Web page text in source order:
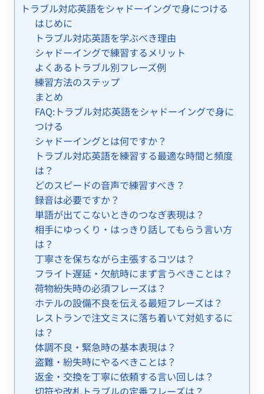
トラブル対応英語をシャドーイングで身につける
はじめに
トラブル対応英語を学ぶべき理由
シャドーイングで練習するメリット
よくあるトラブル別フレーズ例
練習方法のステップ
まとめ
FAQ:トラブル対応英語をシャドーイングで身に
つける
シャドーイングとは何ですか？
トラブル対応英語を練習する最適な時間と頻度
は？
どのスピードの音声で練習すべき？
録音は必要ですか？
単語が出てこないときのつなぎ表現は？
相手にゆっくり・はっきり話してもらう言い方
は？
丁寧さを保ちながら主張するコツは？
フライト遅延・欠航時にまず言うべきことは？
荷物紛失時の必須フレーズは？
ホテルの設備不良を伝える最短フレーズは？
レストランで注文ミスに落ち着いて対処するに
は？
体調不良・緊急時の基本表現は？
盗難・紛失時にやるべきことは？
返金・交換を丁寧に依頼する言い回しは？
切符や改札トラブルの定番フレーズは？